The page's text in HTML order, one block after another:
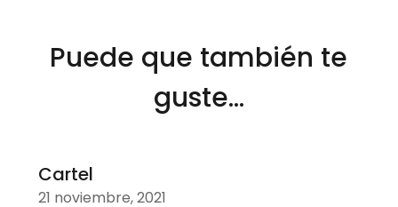
Puede que también te
guste...
Cartel
21 noviembre, 2021